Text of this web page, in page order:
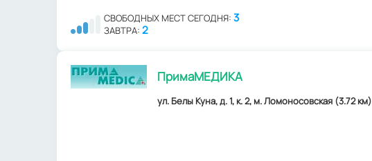
СВОБОДНЫХ МЕСТ СЕГОДНЯ: 3
ЗАВТРА: 2
ПримаМЕДИКА
ул. Белы Куна, д. 1, к. 2, м. Ломоносовская (3.72 км)